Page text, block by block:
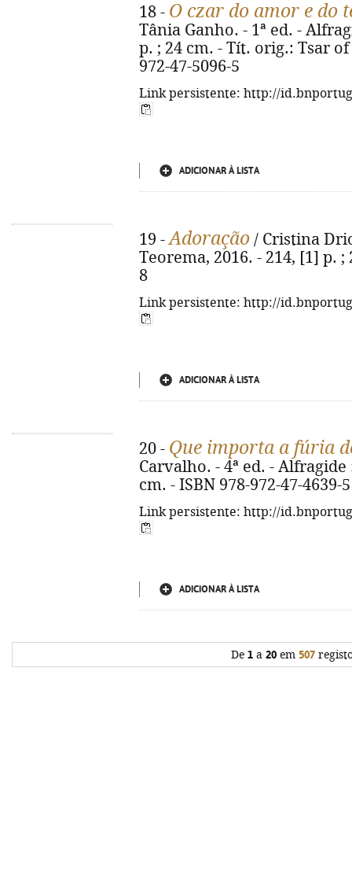
18 - O czar do amor e do
Tânia Ganho. - 1ª ed. -
p. ; 24 cm. - Tít. orig.: Tsar
972-47-5096-5
Link persistente: http://
ADICIONAR À LISTA
19 -Adoração / Cristina
Teorema, 2016. - 214, [1] p. ;
8
Link persistente: http://
ADICIONAR À LISTA
20 - Que importa a fúria
Carvalho. - 4ª ed. - Alfragide
cm. - ISBN 978-972-47-4639-5
Link persistente: http://
ADICIONAR À LISTA
De 1 a 20 em 507